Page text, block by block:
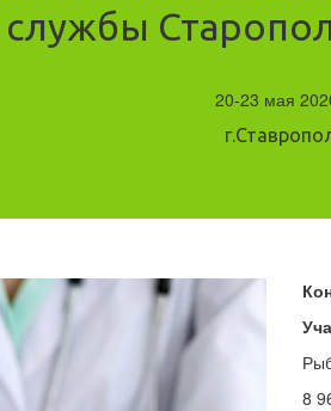
службы
20-23 мая
8